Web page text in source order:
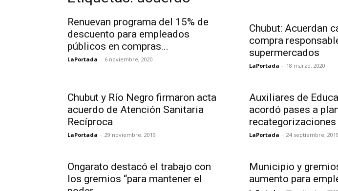
Renuevan programa del 15% de
descuento para empleados
públicos en compras...
LaPortada - 6 noviembre, 2020
Chubut: Acuerdan
compra
supermercados
LaPortada - 18 marzo, 2020
Chubut y Río Negro firmaron acta
acuerdo de Atención Sanitaria
Recíproca
LaPortada - 29 noviembre, 2019
Auxiliares de
acordó pases a
recategorizaciones
LaPortada - 24 septiembre, 2019
Ongarato destacó el trabajo con
los gremios “para mantener el
Municipio y
aumento para